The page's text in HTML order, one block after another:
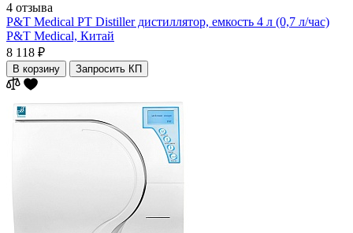
4 отзыва
P&T Medical PT Distiller дистиллятор, емкость 4 л (0,7 л/час)
P&T Medical, Китай
8 118 ₽
В корзину Запросить КП